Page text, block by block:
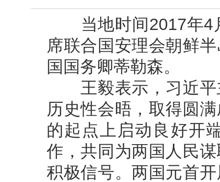
当地时间2017年4
席联合国安理会朝鲜
国国务卿蒂勒森。
王毅表示，习近平
历史性会晤，取得圆
的起点上启动良好开
作，共同为两国人民
积极信号。两国元首